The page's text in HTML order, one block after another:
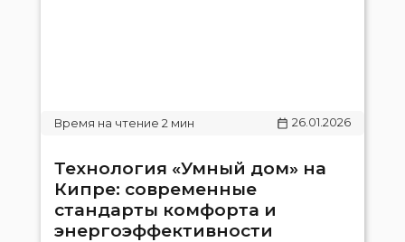
26.01.2026
Технология «Умный дом» на
Кипре: современные
стандарты комфорта и
энергоэффективности